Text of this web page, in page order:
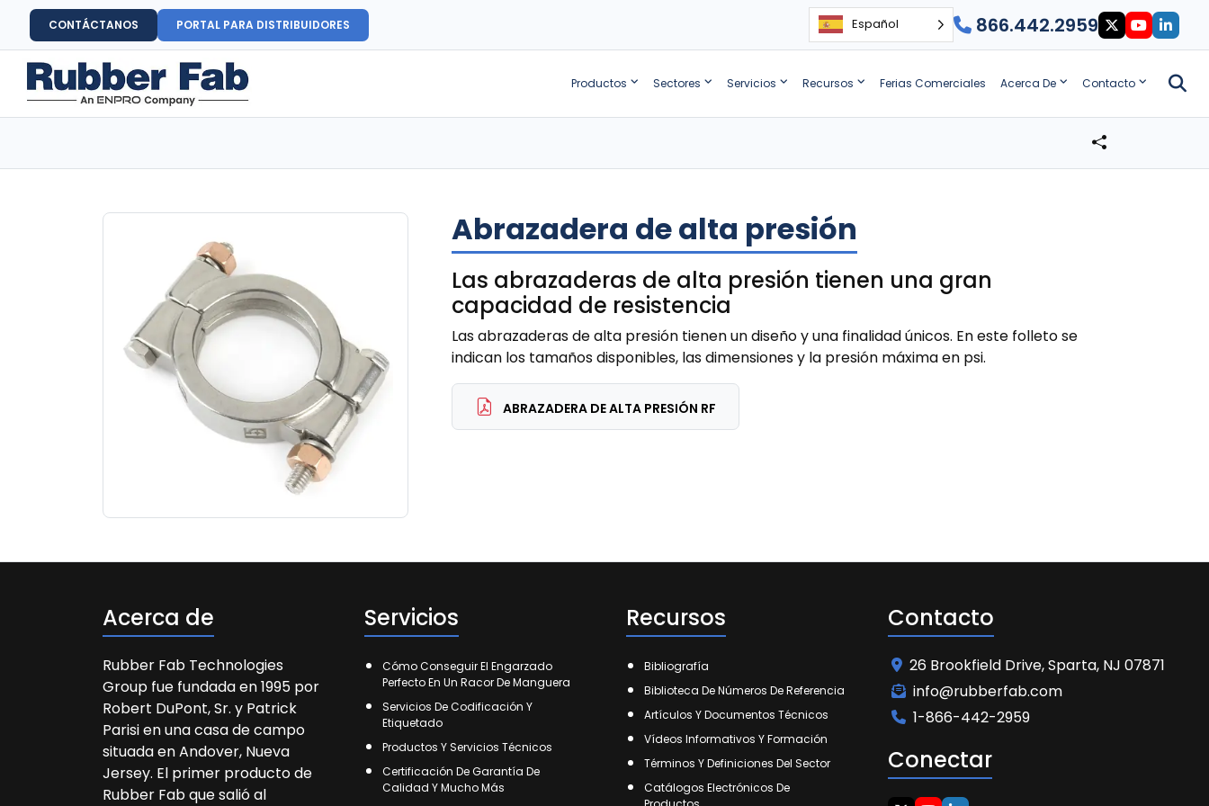
CONTÁCTANOS PORTAL PARA DISTRIBUIDORES Español 866.442.2959
Productos Sectores Servicios Recursos Ferias Comerciales Acerca De Contacto
Abrazadera de alta presión
Las abrazaderas de alta presión tienen una gran
capacidad de resistencia
Las abrazaderas de alta presión tienen un diseño y una finalidad únicos. En este folleto se
indican los tamaños disponibles, las dimensiones y la presión máxima en psi.
ABRAZADERA DE ALTA PRESIÓN RF
Acerca de
Rubber Fab Technologies
Group fue fundada en 1995 por
Robert DuPont, Sr. y Patrick
Parisi en una casa de campo
situada en Andover, Nueva
Jersey. El primer producto de
Rubber Fab que salió al
Servicios
Cómo Conseguir El Engarzado
Perfecto En Un Racor De Manguera
Servicios De Codificación Y
Etiquetado
Productos Y Servicios Técnicos
Certificación De Garantía De
Calidad Y Mucho Más
Recursos
Bibliografía
Biblioteca De Números De Referencia
Artículos Y Documentos Técnicos
Vídeos Informativos Y Formación
Términos Y Definiciones Del Sector
Catálogos Electrónicos De
Contacto
26 Brookfield Drive, Sparta, NJ 07871
info@rubberfab.com
1-866-442-2959
Conectar